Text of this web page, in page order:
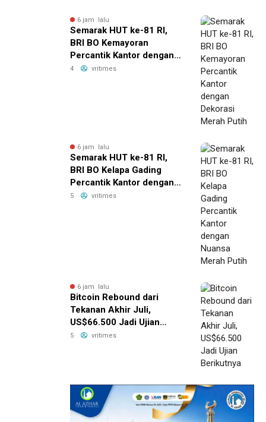
6 jam lalu
Semarak HUT ke-81 RI,
BRI BO Kemayoran
Percantik Kantor dengan
Dekorasi Merah Putih
4 vritimes
6 jam lalu
Semarak HUT ke-81 RI,
BRI BO Kelapa Gading
Percantik Kantor dengan
Nuansa Merah Putih
5 vritimes
6 jam lalu
Bitcoin Rebound dari
Tekanan Akhir Juli,
US$66.500 Jadi Ujian
Berikutnya
5 vritimes